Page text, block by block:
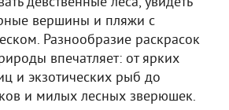
вершины и пляжи с
Разнообразие раскрасок
впечатляет: от ярких
и экзотических рыб до
и милых лесных зверюшек.